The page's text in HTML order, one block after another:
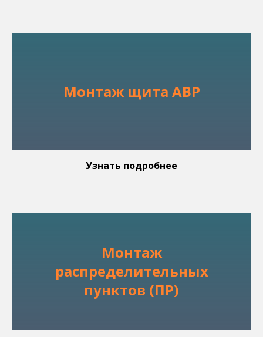
Монтаж щита АВР
Узнать подробнее
Монтаж
распределительных
пунктов (ПР)